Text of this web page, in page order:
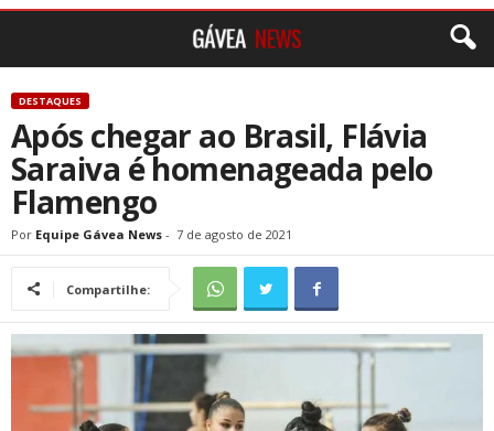
DESTAQUES
Após chegar ao Brasil, Flávia
Saraiva é homenageada pelo
Flamengo
Por Equipe Gávea News - 7 de agosto de 2021
Compartilhe: